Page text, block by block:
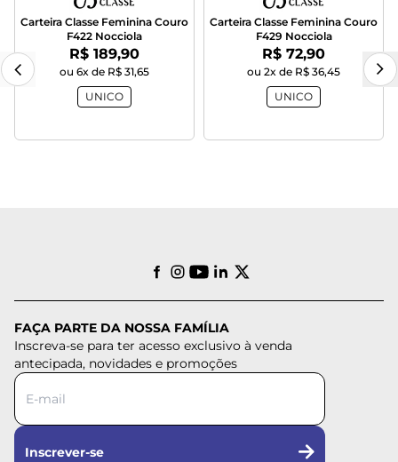
Carteira Classe Feminina Couro
F422 Nocciola
Por:
R$ 189,90
ou 6x de R$ 31,65
UNICO
Carteira Classe Feminina Couro
F429 Nocciola
Por:
R$ 72,90
ou 2x de R$ 36,45
UNICO
FAÇA PARTE DA NOSSA FAMÍLIA
Inscreva-se para ter acesso exclusivo à venda
antecipada, novidades e promoções
Inscrever-se